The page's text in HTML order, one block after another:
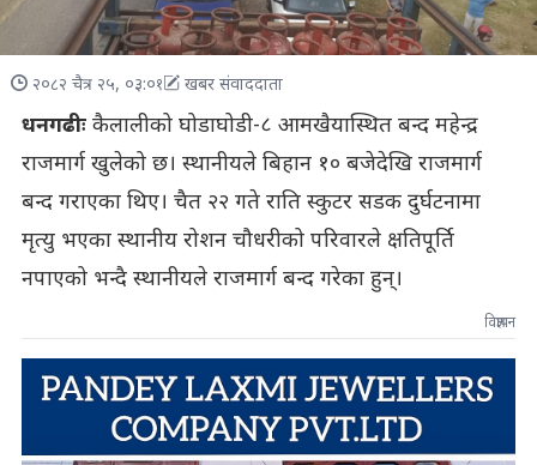
२०८२ चैत्र २५, ०३:०१ खबर संवाददाता
धनगढीःकैलालीको घोडाघोडी-८ आमखैयास्थित बन्द महेन्द्र
राजमार्ग खुलेको छ। स्थानीयले बिहान १० बजेदेखि राजमार्ग
बन्द गराएका थिए। चैत २२ गते राति स्कुटर सडक दुर्घटनामा
मृत्यु भएका स्थानीय रोशन चौधरीको परिवारले क्षतिपूर्ति
नपाएको भन्दै स्थानीयले राजमार्ग बन्द गरेका हुन्।
विज्ञापन